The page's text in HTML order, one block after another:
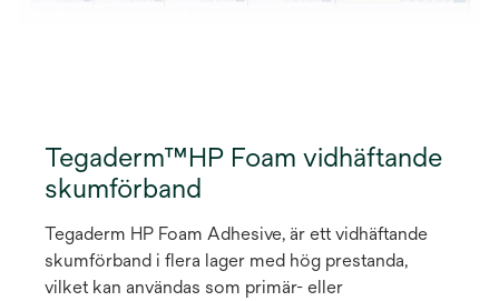
Tegaderm™HP Foam vidhäftande
skumförband
Tegaderm HP Foam Adhesive, är ett vidhäftande
skumförband i flera lager med hög prestanda,
vilket kan användas som primär- eller